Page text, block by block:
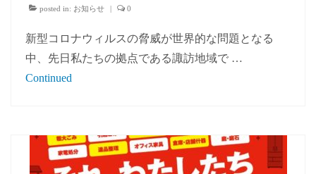
posted in: お知らせ | 0
新型コロナウィルスの脅威が世界的な問題となる
中、先日私たちの拠点である諏訪地域で …
Continued